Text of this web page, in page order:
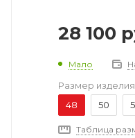
28 100
Мало
Размер изделия
48
50
Таблица